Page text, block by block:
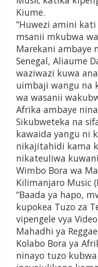
Kiume.
“Huwezi amini
msanii mkubwa
Marekani ambaye
Senegal, Aliaume
waziwazi kuwa
uimbaji wangu na
wa wasanii
Afrika ambaye
Sikubweteka na
kawaida yangu ni
nikajitahidi kama
nikateuliwa
Wimbo Bora wa
Kilimanjaro Music
“Baada ya hapo,
kupokea Tuzo za
vipengele vya
Mahadhi ya
Kolabo Bora ya
ninayo tuzo